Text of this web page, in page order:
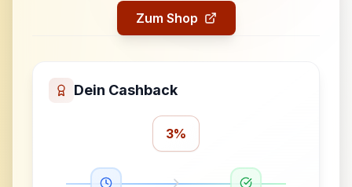
Zum Shop
Dein Cashback
3%